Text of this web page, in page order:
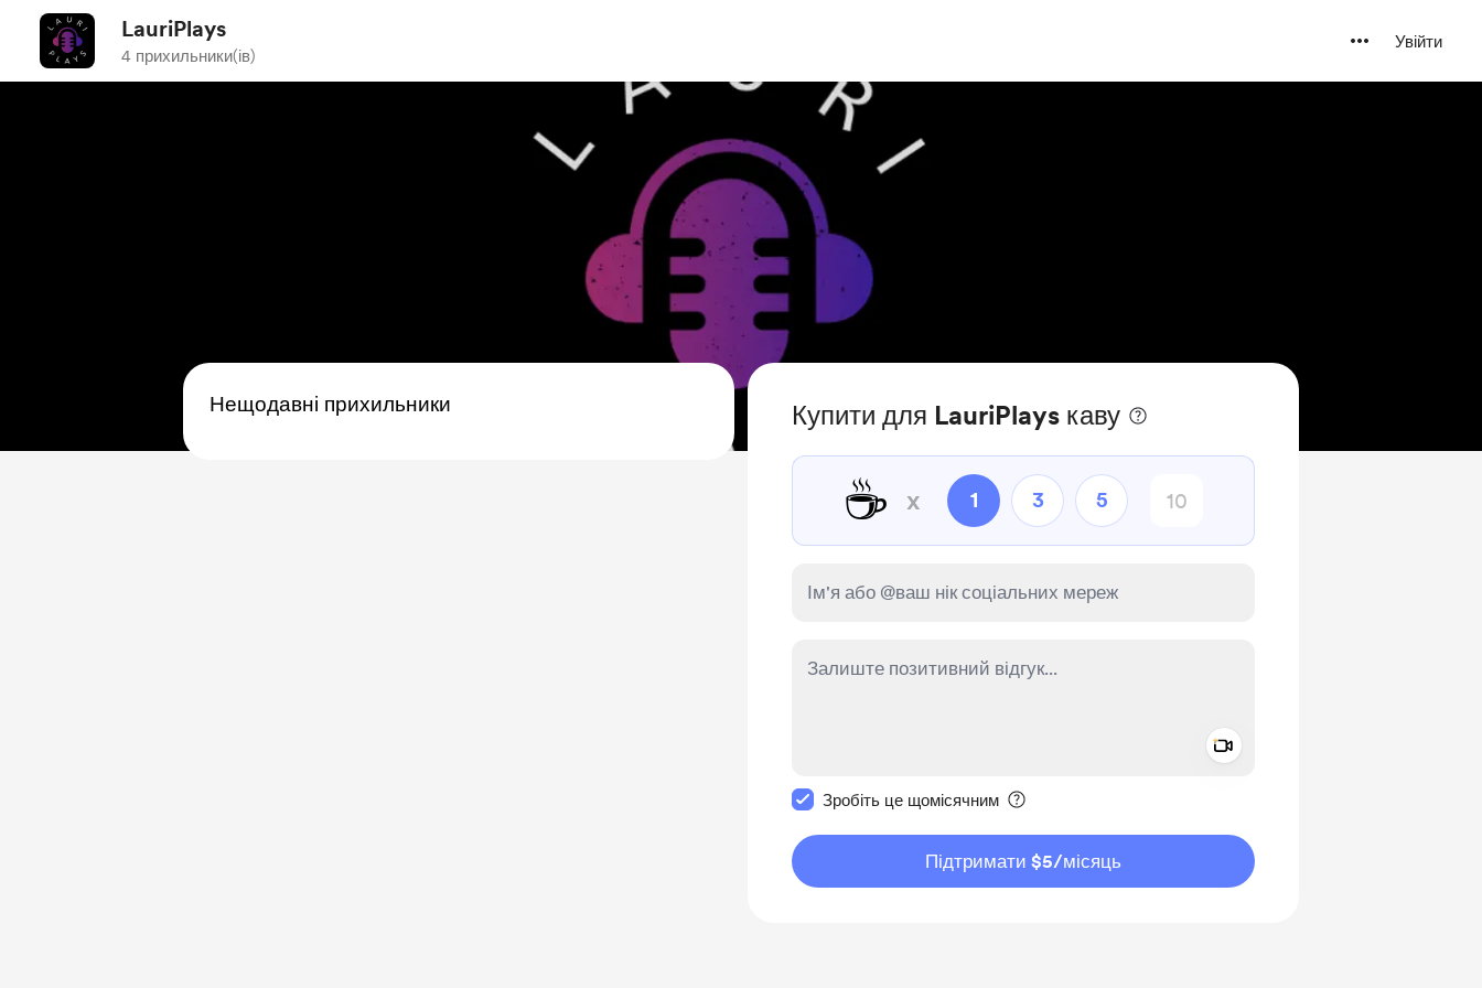
LauriPlays
4 прихильники(ів)
Увійти
Купити для LauriPlays каву
☕ x 1 3 5
Зробіть це щомісячним
Підтримати $5/місяць
Нещодавні прихильники